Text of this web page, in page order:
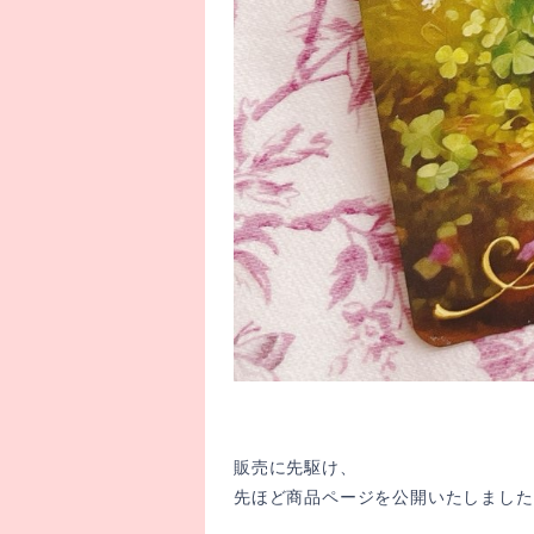
販売に先駆け、
先ほど商品ページを公開いたしまし